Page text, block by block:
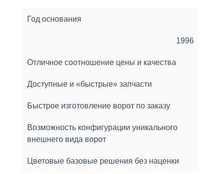
Год основания
1996
Отличное соотношение цены и качества
Доступные и «быстрые» запчасти
Быстрое изготовление ворот по заказу
Возможность конфигурации уникального
внешнего вида ворот
Цветовые базовые решения без наценки